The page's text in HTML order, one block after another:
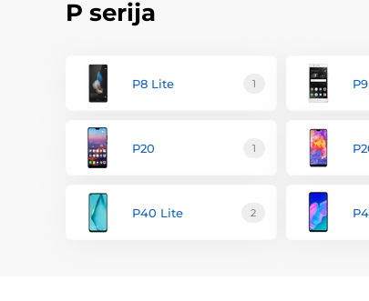
P serija
P8 Lite 1
P20 1
P40 Lite 2